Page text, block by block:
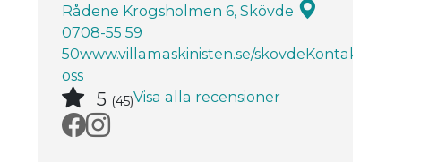
Rådene Krogsholmen 6, Skövde
0708-55 59
50www.villamaskinisten.se/skovdeKontakta
oss
5 (45)Visa alla recensioner